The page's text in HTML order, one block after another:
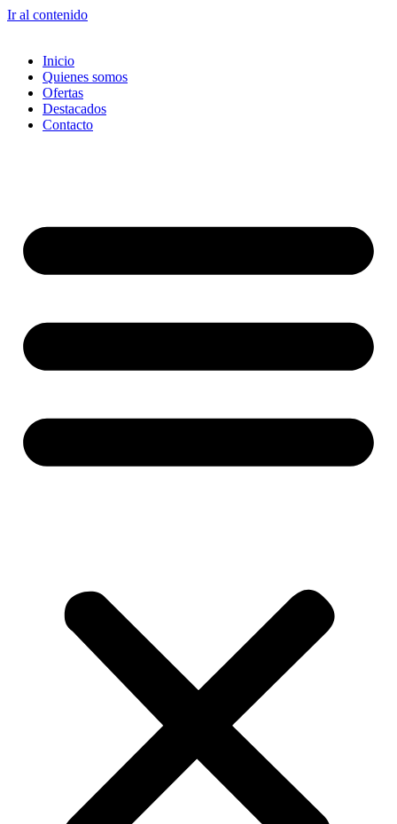
Ir al contenido
Inicio
Quienes somos
Ofertas
Destacados
Contacto